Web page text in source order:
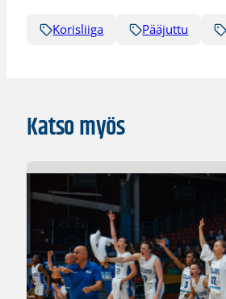
Korisliiga Pääjuttu
Katso myös